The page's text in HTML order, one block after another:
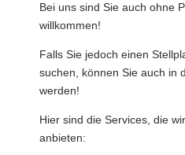
Bei uns sind Sie auch ohne
willkommen!
Falls Sie jedoch einen
suchen, können Sie auch in
werden!
Hier sind die Services, die
anbieten: